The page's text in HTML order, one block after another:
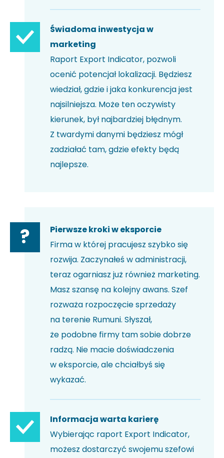
Świadoma inwestycja w
marketing
Raport Export Indicator, pozwoli
ocenić potencjał lokalizacji. Będziesz
wiedział, gdzie i jaka konkurencja jest
najsilniejsza. Może ten oczywisty
kierunek, był najbardziej błędnym.
Z twardymi danymi będziesz mógł
zadziałać tam, gdzie efekty będą
najlepsze.
?
Pierwsze kroki w eksporcie
Firma w której pracujesz szybko się
rozwija. Zaczynałeś w administracji,
teraz ogarniasz już również marketing.
Masz szansę na kolejny awans. Szef
rozważa rozpoczęcie sprzedaży
na terenie Rumuni. Słyszał,
że podobne firmy tam sobie dobrze
radzą. Nie macie doświadczenia
w eksporcie, ale chciałbyś się
wykazać.
Informacja warta karierę
Wybierając raport Export Indicator,
możesz dostarczyć swojemu szefowi